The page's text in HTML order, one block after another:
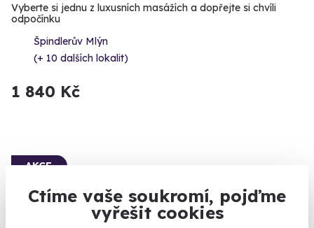
Ctíme vaše soukromí, pojďme
vyřešit cookies
Vyberte si jednu z luxusních masážích a dopřejte si chvíli
odpočínku
Špindlerův Mlýn
(+ 10 dalších lokalit)
1 840 Kč
AKCE